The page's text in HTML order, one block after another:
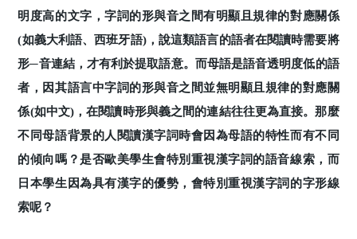
明度高的文字，字詞的形與音之間有明顯且規律的對應關係
(如義大利語、西班牙語)，說這類語言的語者在閱讀時需要將
形─音連結，才有利於提取語意。而母語是語音透明度低的語
者，因其語言中字詞的形與音之間並無明顯且規律的對應關
係(如中文)，在閱讀時形與義之間的連結往往更為直接。那麼
不同母語背景的人閱讀漢字詞時會因為母語的特性而有不同
的傾向嗎？是否歐美學生會特別重視漢字詞的語音線索，而
日本學生因為具有漢字的優勢，會特別重視漢字詞的字形線
索呢？